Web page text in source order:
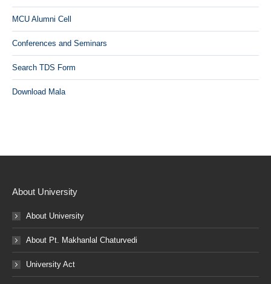
MCU Alumni Cell
Conferences and Seminars
Search TDS Form
Download Mala
About University
About University
About Pt. Makhanlal Chaturvedi
University Act